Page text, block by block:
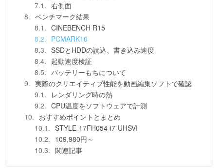
右側面
ベンチマーク結果
CINEBENCH R15
PCMARK10
SSDとHDDの読込、書き込み速度
起動速度検証
バッテリーもちについて
実際のクリエイティブ性能を動画編集ソフトで確認
レンダリング時の熱
CPU温度をソフトウェアで計測
おすすめポイントとまとめ
STYLE-17FH054-i7-UHSVI
109,980円～
関連記事